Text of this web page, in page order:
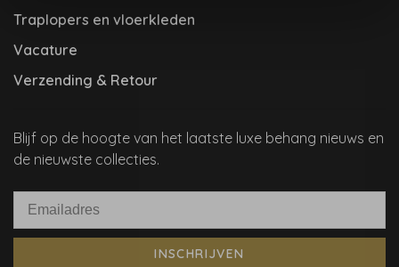
Traplopers en vloerkleden
Vacature
Verzending & Retour
Blijf op de hoogte van het laatste luxe behang nieuws en
de nieuwste collecties.
INSCHRIJVEN